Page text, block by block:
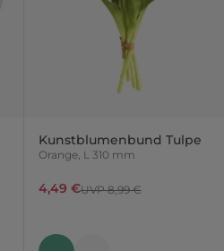
Kunstblumenbund Tulpe
Orange, L 310 mm
4,49 €UVP 8,99 €